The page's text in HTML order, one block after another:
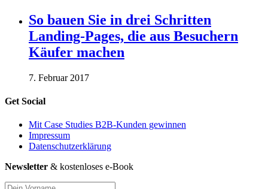
So bauen Sie in drei Schritten
Landing-Pages, die aus Besuchern
Käufer machen
7. Februar 2017
Get Social
Mit Case Studies B2B-Kunden gewinnen
Impressum
Datenschutzerklärung
Newsletter & kostenloses e-Book